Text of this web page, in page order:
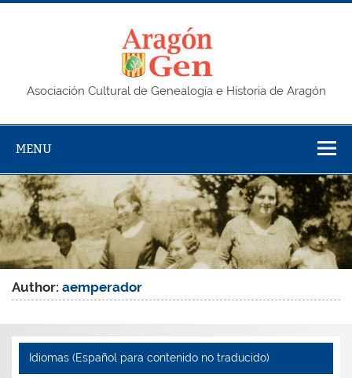
Skip
Asociación Cultural de Genealogía e Historia de Aragón
MENU
Author:aemperador
Idiomas (Español para contenido no traducido)